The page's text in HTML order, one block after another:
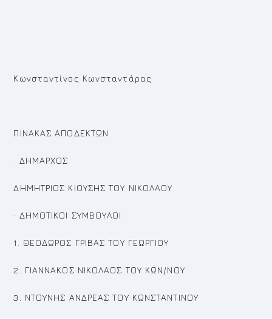
Κωνσταντίνος Κωνσταντάρας
ΠΙΝΑΚΑΣ ΑΠΟΔΕΚΤΩΝ
· ΔΗΜΑΡΧΟΣ
ΔΗΜΗΤΡΙΟΣ ΚΙΟΥΣΗΣ ΤΟΥ ΝΙΚΟΛΑΟΥ
· ΔΗΜΟΤΙΚΟΙ ΣΥΜΒΟΥΛΟΙ
1. ΘΕΟΔΩΡΟΣ ΓΡΙΒΑΣ ΤΟΥ ΓΕΩΡΓΙΟΥ
2. ΓΙΑΝΝΑΚΟΣ ΝΙΚΟΛΑΟΣ ΤΟΥ ΚΩΝ/ΝΟΥ
3. ΝΤΟΥΝΗΣ ΑΝΔΡΕΑΣ ΤΟΥ ΚΩΝΣΤΑΝΤΙΝΟΥ